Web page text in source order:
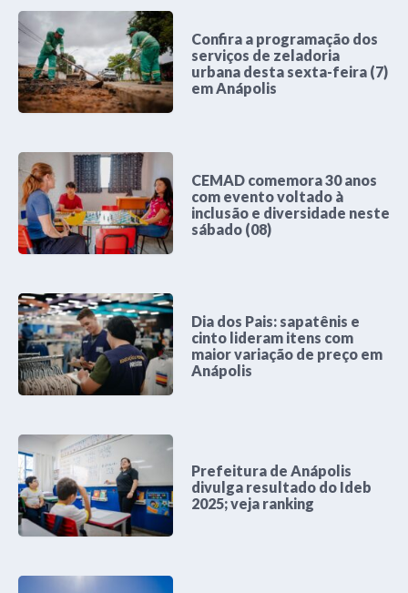
Confira a programação dos
serviços de zeladoria
urbana desta sexta-feira (7)
em Anápolis
CEMAD comemora 30 anos
com evento voltado à
inclusão e diversidade neste
sábado (08)
Dia dos Pais: sapatênis e
cinto lideram itens com
maior variação de preço em
Anápolis
Prefeitura de Anápolis
divulga resultado do Ideb
2025; veja ranking